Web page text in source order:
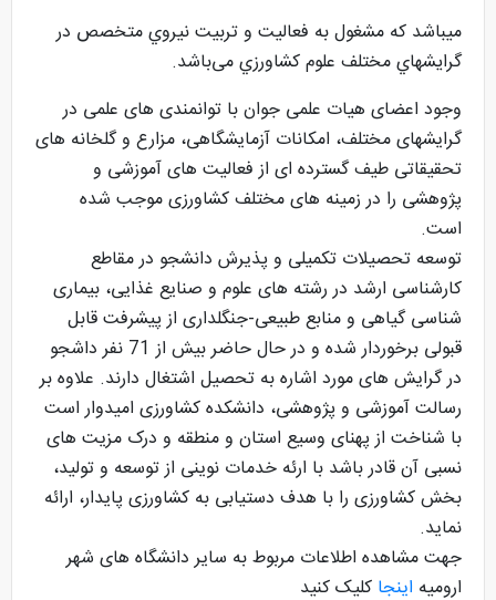
میباشد که مشغول به فعاليت و تربيت نيروي متخصص در
گرايشهاي مختلف علوم کشاورزي می‌باشد.
وجود اعضای هیات علمی جوان با توانمندی های علمی در
گرایشهای مختلف، امکانات آزمایشگاهی، مزارع و گلخانه های
تحقیقاتی طیف گسترده ای از فعالیت های آموزشی و
پژوهشی را در زمینه های مختلف کشاورزی موجب شده
است.
توسعه تحصیلات تکمیلی و پذیرش دانشجو در مقاطع
کارشناسی ارشد در رشته های علوم و صنایع غذایی، بیماری
شناسی گیاهی و منابع طبیعی-جنگلداری از پیشرفت قابل
قبولی برخوردار شده و در حال حاضر بیش از 71 نفر داشجو
در گرایش های مورد اشاره به تحصیل اشتغال دارند. علاوه بر
رسالت آموزشی و پژوهشی، دانشکده کشاورزی امیدوار است
با شناخت از پهنای وسیع استان و منطقه و درک مزیت های
نسبی آن قادر باشد با ارئه خدمات نوینی از توسعه و تولید،
بخش کشاورزی را با هدف دستیابی به کشاورزی پایدار، ارائه
نماید.
جهت مشاهده اطلاعات مربوط به سایر دانشگاه های شهر
ارومیه اینجا کلیک کنید